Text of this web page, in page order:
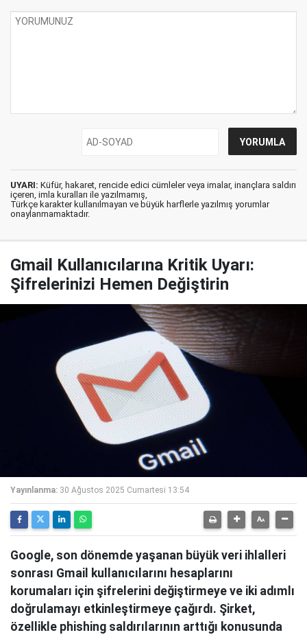
UYARI: Küfür, hakaret, rencide edici cümleler veya imalar, inançlara saldırı
içeren, imla kuralları ile yazılmamış,
Türkçe karakter kullanılmayan ve büyük harflerle yazılmış yorumlar
onaylanmamaktadır.
Gmail Kullanıcılarına Kritik Uyarı:
Şifrelerinizi Hemen Değiştirin
Yayınlanma: 30 Ağustos 2025 Cumartesi 13:54
Google, son dönemde yaşanan büyük veri ihlalleri
sonrası Gmail kullanıcılarını hesaplarını
korumaları için şifrelerini değiştirmeye ve iki adımlı
doğrulamayı etkinleştirmeye çağırdı. Şirket,
özellikle phishing saldırılarının arttığı konusunda